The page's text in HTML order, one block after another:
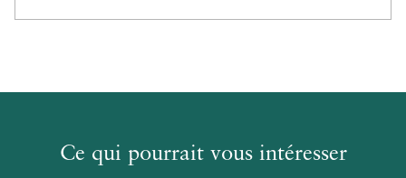
Ce qui pourrait vous intéresser